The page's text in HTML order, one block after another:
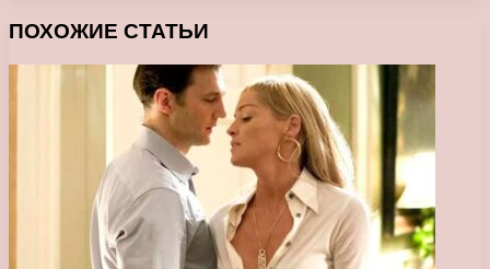
ПОХОЖИЕ СТАТЬИ